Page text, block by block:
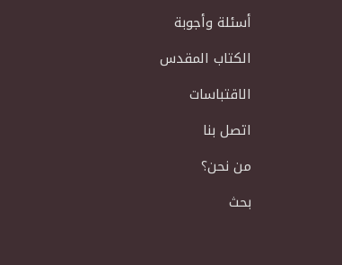
أسئلة وأجوبة
الكتاب المقدس
الاقتباسات
اتصل بنا
من نحن؟
بحث